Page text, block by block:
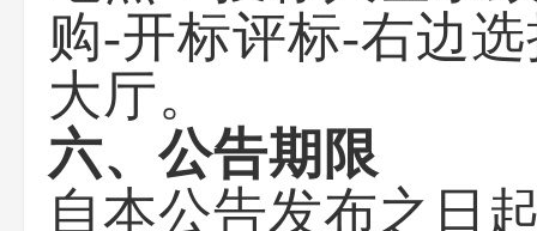
购-开标评标-右边
大厅。
六、公告期限
自本公告发布之日